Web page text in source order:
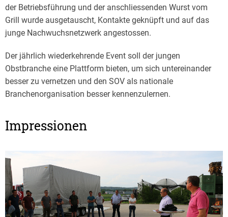
der Betriebsführung und der anschliessenden Wurst vom
Grill wurde ausgetauscht, Kontakte geknüpft und auf das
junge Nachwuchsnetzwerk angestossen.
Der jährlich wiederkehrende Event soll der jungen
Obstbranche eine Plattform bieten, um sich untereinander
besser zu vernetzen und den SOV als nationale
Branchenorganisation besser kennenzulernen.
Impressionen